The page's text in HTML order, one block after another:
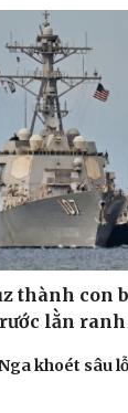
thành con
lằn ranh
khoét sâu